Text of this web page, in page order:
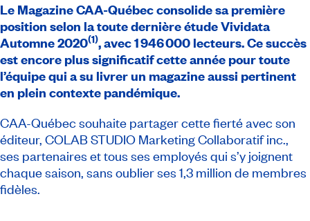
Le Magazine CAA-Québecconsolide sa première
position selon la toute dernière étude Vividata
Automne 2020(1), avec 1 946 000 lecteurs. Ce succès
est encore plus significatif cette année pour toute
l’équipe qui a su livrer un magazine aussi pertinent
en plein contexte pandémique.
CAA-Québec souhaite partager cette fierté avec son
éditeur, COLAB STUDIO Marketing Collaboratif inc.,
ses partenaires et tous ses employés qui s’y joignent
chaque saison, sans oublier ses 1,3 million de membres
fidèles.